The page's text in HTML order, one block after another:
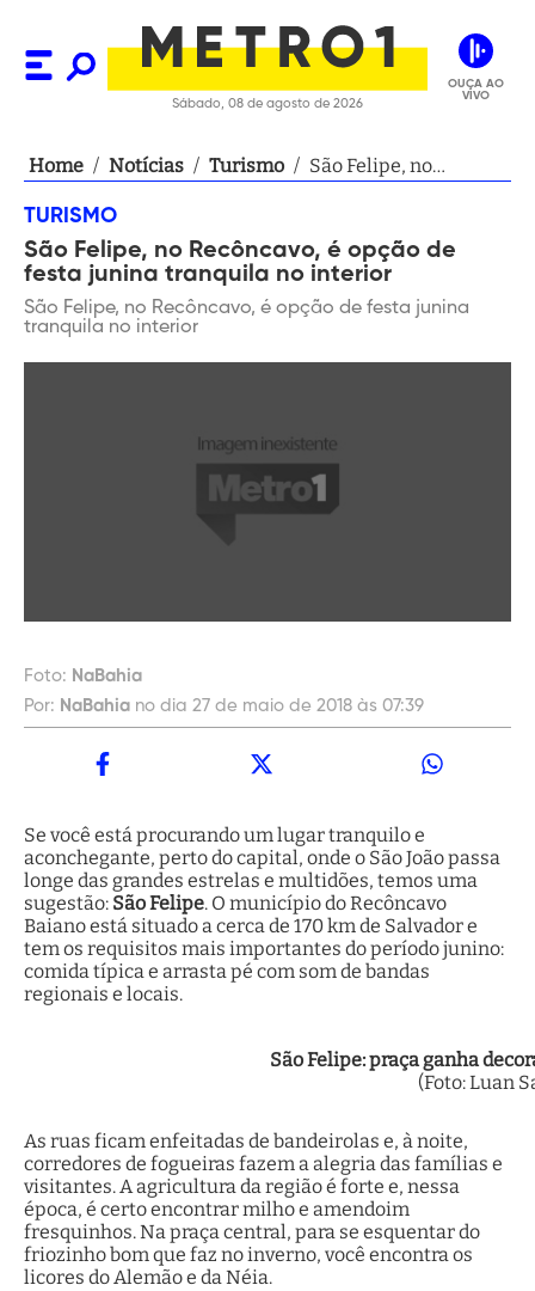
Sábado, 08 de agosto de 2026
OUÇA AO
VIVO
Home / Notícias / Turismo / São Felipe, no
tranquila no interior
TURISMO
São Felipe, no Recôncavo, é opção de
festa junina tranquila no interior
São Felipe, no Recôncavo, é opção de festa junina
tranquila no interior
Foto: NaBahia
Por: NaBahia no dia 27 de maio de 2018 às 07:39
Se você está procurando um lugar tranquilo e
aconchegante, perto do capital, onde o São João passa
longe das grandes estrelas e multidões, temos uma
sugestão: São Felipe. O município do Recôncavo
Baiano está situado a cerca de 170 km de Salvador e
tem os requisitos mais importantes do período junino:
comida típica e arrasta pé com som de bandas
regionais e locais.
São Felipe: praça ganha
(Foto: Luan
As ruas ficam enfeitadas de bandeirolas e, à noite,
corredores de fogueiras fazem a alegria das famílias e
visitantes. A agricultura da região é forte e, nessa
época, é certo encontrar milho e amendoim
fresquinhos. Na praça central, para se esquentar do
friozinho bom que faz no inverno, você encontra os
licores do Alemão e da Néia.